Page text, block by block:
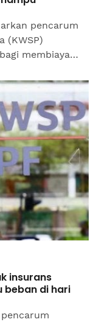
pencarum
(KWSP)
membiayai
insurans
beban di hari